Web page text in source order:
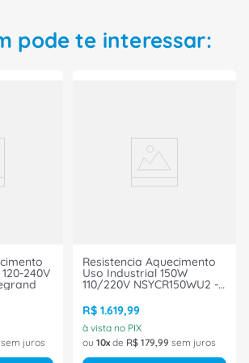
pode te interessar:
240V
sem juros
Resistencia Aquecimento
Uso Industrial 150W
110/220V NSYCR150WU2 -
R$ 1.619,99
à vista no PIX
ou 10 de R$ 179,99 sem juros